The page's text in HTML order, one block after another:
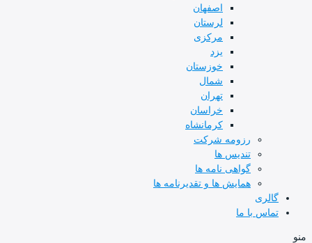
اصفهان
لرستان
مرکزی
خوزستان
شمال
تهران
خراسان
کرمانشاه
رزومه شرکت
تندیس ها
گواهی نامه ها
همایش ها و تقدیرنامه ها
گالری
تماس با ما